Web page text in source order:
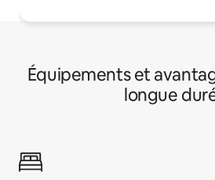
Équipements et
longue